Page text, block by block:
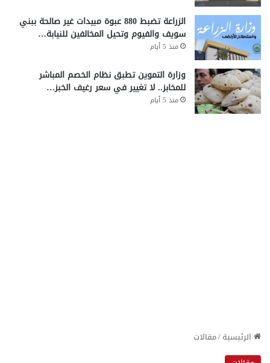
الزراعة تضبط 880 عبوة مبيدات غير صالحة ببني
سويف والفيوم وتحيل المخالفين للنيابة…
منذ 5 أيام
وزارة التموين تطبق نظام الخصم المباشر
للمخابز.. لا تغيير في سعر رغيف الخبز…
منذ 5 أيام